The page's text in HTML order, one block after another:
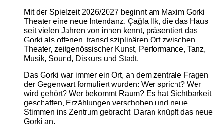
Mit der Spielzeit 2026/2027 beginnt am Maxim Gorki
Theater eine neue Intendanz. Çağla Ilk, die das Haus
seit vielen Jahren von innen kennt, präsentiert das
Gorki als offenen, transdisziplinären Ort zwischen
Theater, zeitgenössischer Kunst, Performance, Tanz,
Musik, Sound, Diskurs und Stadt.
Das Gorki war immer ein Ort, an dem zentrale Fragen
der Gegenwart formuliert wurden: Wer spricht? Wer
wird gehört? Wer bekommt Raum? Es hat Sichtbarkeit
geschaffen, Erzählungen verschoben und neue
Stimmen ins Zentrum gebracht. Daran knüpft das neue
Gorki an.